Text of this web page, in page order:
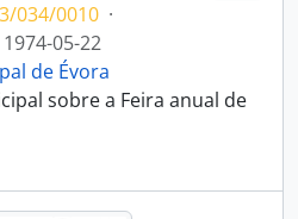
034/0010 ·
1974-05-22
de Évora
sobre a Feira anual de